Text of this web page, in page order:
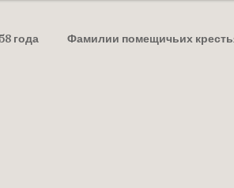
Фамилии помещичьих
года